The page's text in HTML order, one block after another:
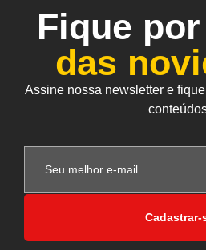
Fique
das
Assine nossa newsletter e
Cadastrar-